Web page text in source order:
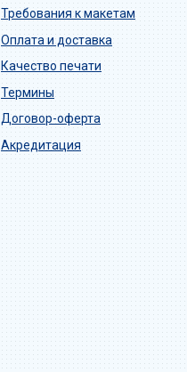
Требования к макетам
Оплата и доставка
Качество печати
Термины
Договор-оферта
Акредитация